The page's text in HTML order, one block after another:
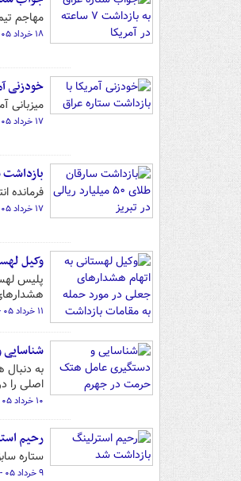
مهاجم
۱۸ خرداد ۰۵ - ۱۱:۵۰
خودزنی
میزبانی
۱۷ خرداد ۰۵ - ۰۸:۱۱
بازداشت سارقان
فرمانده انتظامی تبریز از
۱۷ خرداد ۰۵ - ۰۲:۳۰
وکیل
۱۱ خرداد ۰۵ - ۱۱:۰۸
به
اصلی را در کمتر از
۱۰ خرداد ۰۵ - ۰۹:۳۲
رحیم
ستاره
۹ خرداد ۰۵ - ۱۰:۲۸